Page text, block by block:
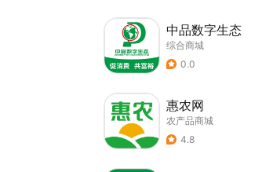
中品数字生态
综合商城
0.0
惠农网
农产品商城
4.8